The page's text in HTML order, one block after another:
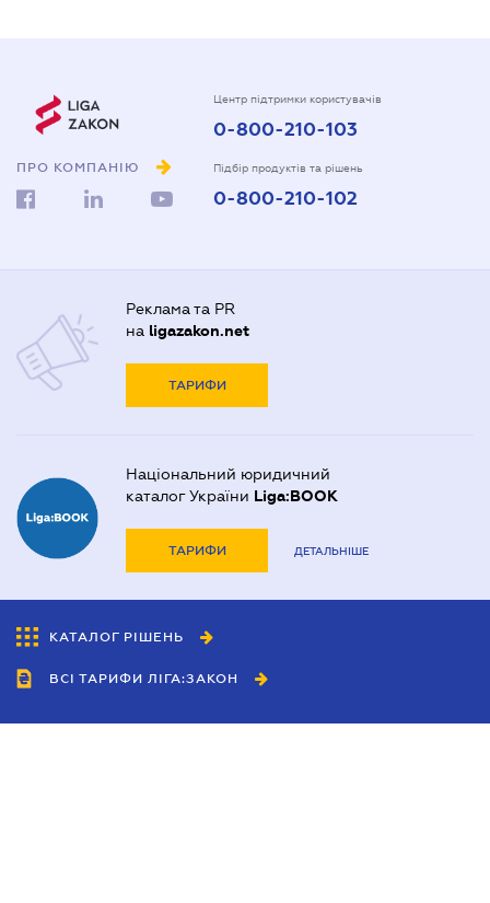
ПРО КОМПАНІЮ
Центр підтримки користувачів
0-800-210-103
Підбір продуктів та рішень
0-800-210-102
Реклама та PR
на ligazakon.net
ТАРИФИ
Національний юридичний
каталог України Liga:BOOK
ТАРИФИ ДЕТАЛЬНІШЕ
КАТАЛОГ РІШЕНЬ
ВСІ ТАРИФИ ЛІГА:ЗАКОН